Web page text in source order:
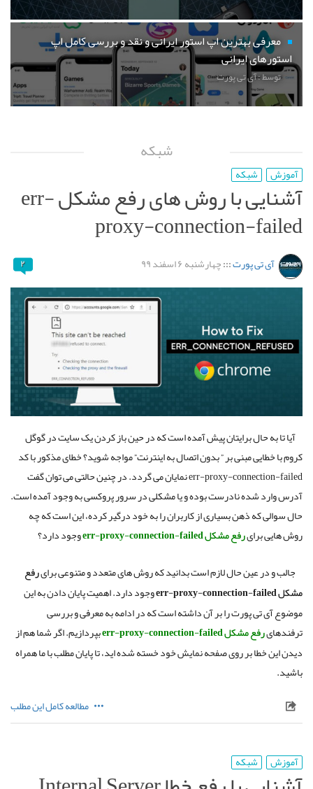
معرفی بهترین اپ استور ایرانی و نقد و بررسی کامل اپ
استورهای ایرانی
توسط : آی تی پورت
شبکه
آموزش شبکه
آشنایی با روش های رفع مشکل err-
proxy-connection-failed
آی تی پورت:::چهارشنبه ۶ اسفند ۹۹ ۲
آیا تا به حال برایتان پیش آمده است که در حین باز کردن یک سایت در گوگل
کروم با خطایی مبنی بر”بدون اتصال به اینترنت”مواجه شوید؟ خطای مذکور با کد
err-proxy-connection-failedنمایان می گردد.در چنین حالتی می توان گفت
آدرس وارد شده نادرست بوده و یا مشکلی در سرور پروکسی به وجود آمده است.
حال سوالی که ذهن بسیاری از کاربران را به خود درگیر کرده، این است که چه
روش هایی برایرفعمشکل
وجود دارد؟
جالب و در عین حال لازم است بدانید که روش های متعدد و متنوعی برایرفع
مشکل
وجود دارد.اهمیت پایان دادن به این
موضوع آی تی پورت را بر آن داشته است که در ادامه به معرفی و بررسی
ترفندهایرفعمشکل بپردازیم.اگر شما هم از
دیدن این خطا بر روی صفحه نمایش خود خسته شده اید، تا پایان مطلب با ما همراه
باشید.
مطالعه کامل این مطلب
آموزش شبکه